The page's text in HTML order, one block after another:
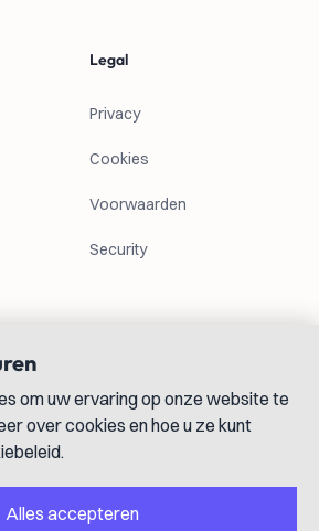
Legal
Privacy
Cookies
Voorwaarden
Security
om uw ervaring op onze website te
over cookies en hoe u ze kunt
Alles accepteren